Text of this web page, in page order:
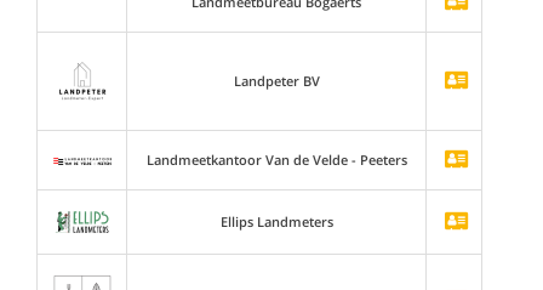
Landpeter BV
Landmeetkantoor Van de Velde - Peeters
Ellips Landmeters